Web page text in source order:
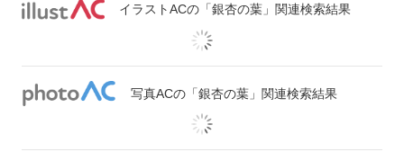
イラストACの「銀杏の葉」関連検索結果
写真ACの「銀杏の葉」関連検索結果